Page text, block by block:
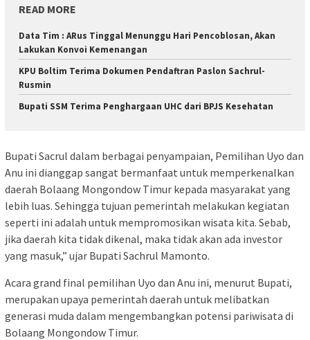
READ MORE
Data Tim : ARus Tinggal Menunggu Hari Pencoblosan, Akan
Lakukan Konvoi Kemenangan
KPU Boltim Terima Dokumen Pendaftran Paslon Sachrul-
Rusmin
Bupati SSM Terima Penghargaan UHC dari BPJS Kesehatan
Bupati Sacrul dalam berbagai penyampaian, Pemilihan Uyo dan
Anu ini dianggap sangat bermanfaat untuk memperkenalkan
daerah Bolaang Mongondow Timur kepada masyarakat yang
lebih luas. Sehingga tujuan pemerintah melakukan kegiatan
seperti ini adalah untuk mempromosikan wisata kita. Sebab,
jika daerah kita tidak dikenal, maka tidak akan ada investor
yang masuk,” ujar Bupati Sachrul Mamonto.
Acara grand final pemilihan Uyo dan Anu ini, menurut Bupati,
merupakan upaya pemerintah daerah untuk melibatkan
generasi muda dalam mengembangkan potensi pariwisata di
Bolaang Mongondow Timur.